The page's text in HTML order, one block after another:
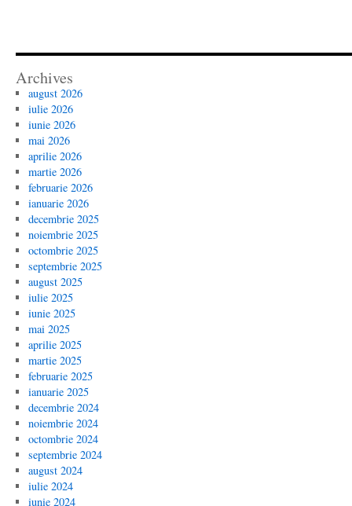
Archives
august 2026
iulie 2026
iunie 2026
mai 2026
aprilie 2026
martie 2026
februarie 2026
ianuarie 2026
decembrie 2025
noiembrie 2025
octombrie 2025
septembrie 2025
august 2025
iulie 2025
iunie 2025
mai 2025
aprilie 2025
martie 2025
februarie 2025
ianuarie 2025
decembrie 2024
noiembrie 2024
octombrie 2024
septembrie 2024
august 2024
iulie 2024
iunie 2024